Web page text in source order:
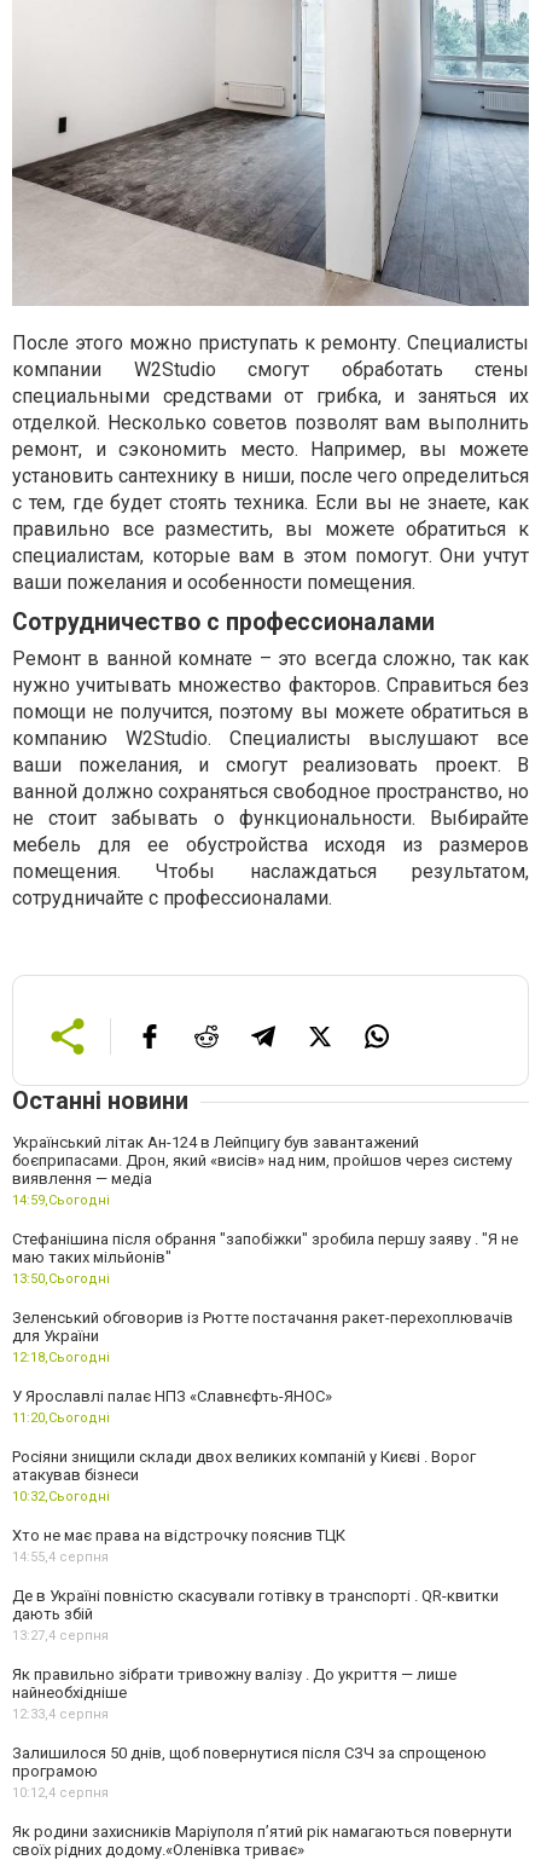
После этого можно приступать к ремонту. Специалисты
компании W2Studio смогут обработать стены
специальными средствами от грибка, и заняться их
отделкой. Несколько советов позволят вам выполнить
ремонт, и сэкономить место. Например, вы можете
установить сантехнику в ниши, после чего определиться
с тем, где будет стоять техника. Если вы не знаете, как
правильно все разместить, вы можете обратиться к
специалистам, которые вам в этом помогут. Они учтут
ваши пожелания и особенности помещения.
Сотрудничество с профессионалами
Ремонт в ванной комнате – это всегда сложно, так как
нужно учитывать множество факторов. Справиться без
помощи не получится, поэтому вы можете обратиться в
компанию W2Studio. Специалисты выслушают все
ваши пожелания, и смогут реализовать проект. В
ванной должно сохраняться свободное пространство, но
не стоит забывать о функциональности. Выбирайте
мебель для ее обустройства исходя из размеров
помещения. Чтобы наслаждаться результатом,
сотрудничайте с профессионалами.
Останні новини
Український літак Ан-124 в Лейпцигу був завантажений
боєприпасами. Дрон, який «висів» над ним, пройшов через систему
виявлення — медіа
14:59,Сьогодні
Стефанішина після обрання "запобіжки" зробила першу заяву . "Я не
маю таких мільйонів"
13:50,Сьогодні
Зеленський обговорив із Рютте постачання ракет-перехоплювачів
для України
12:18,Сьогодні
У Ярославлі палає НПЗ «Славнєфть-ЯНОС»
11:20,Сьогодні
Росіяни знищили склади двох великих компаній у Києві . Ворог
атакував бізнеси
10:32,Сьогодні
Хто не має права на відстрочку пояснив ТЦК
14:55,4 серпня
Де в Україні повністю скасували готівку в транспорті . QR-квитки
дають збій
13:27,4 серпня
Як правильно зібрати тривожну валізу . До укриття — лише
найнеобхідніше
12:33,4 серпня
Залишилося 50 днів, щоб повернутися після СЗЧ за спрощеною
програмою
10:12,4 серпня
Як родини захисників Маріуполя пʼятий рік намагаються повернути
своїх рідних додому.«Оленівка триває»